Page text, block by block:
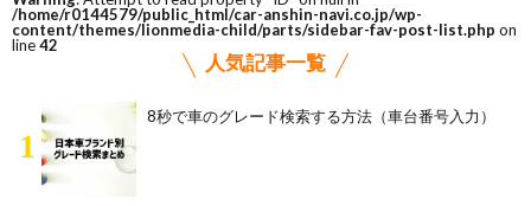
/home/r0144579/public_html/car-anshin-navi.co.jp/wp-
content/themes/lionmedia-child/parts/sidebar-fav-post-list.php on
line42
人気記事一覧
1
8秒で車のグレード検索する方法（車台番号入力）